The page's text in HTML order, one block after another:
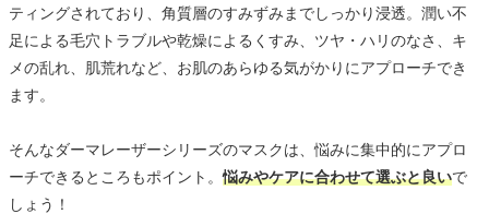
ティングされており、角質層のすみずみまでしっかり浸透。潤い不
足による毛穴トラブルや乾燥によるくすみ、ツヤ・ハリのなさ、キ
メの乱れ、肌荒れなど、お肌のあらゆる気がかりにアプローチでき
ます。
そんなダーマレーザーシリーズのマスクは、悩みに集中的にアプロ
ーチできるところもポイント。悩みやケアに合わせて選ぶと良いで
しょう！